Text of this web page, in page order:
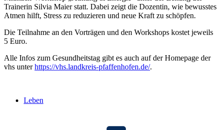
Trainerin Silvia Maier statt. Dabei zeigt die Dozentin, wie bewusstes
Atmen hilft, Stress zu reduzieren und neue Kraft zu schöpfen.
Die Teilnahme an den Vorträgen und den Workshops kostet jeweils
5 Euro.
Alle Infos zum Gesundheitstag gibt es auch auf der Homepage der
vhs unterhttps://vhs.landkreis-pfaffenhofen.de/.
Leben